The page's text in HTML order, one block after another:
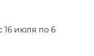
16 июля по 6